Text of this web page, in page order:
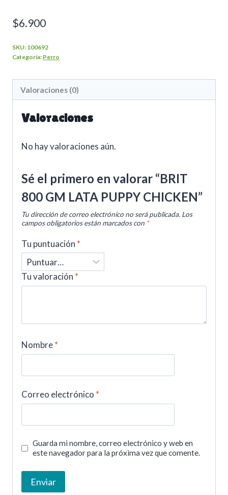
$6.900
SKU: 100692
Categoría: Perro
Valoraciones (0)
Valoraciones
No hay valoraciones aún.
Sé el primero en valorar “BRIT
800 GM LATA PUPPY CHICKEN”
Tu dirección de correo electrónico no será publicada. Los
campos obligatorios están marcados con *
Tu puntuación *
Tu valoración *
Nombre*
Correo electrónico *
Guarda mi nombre, correo electrónico y web en
este navegador para la próxima vez que comente.